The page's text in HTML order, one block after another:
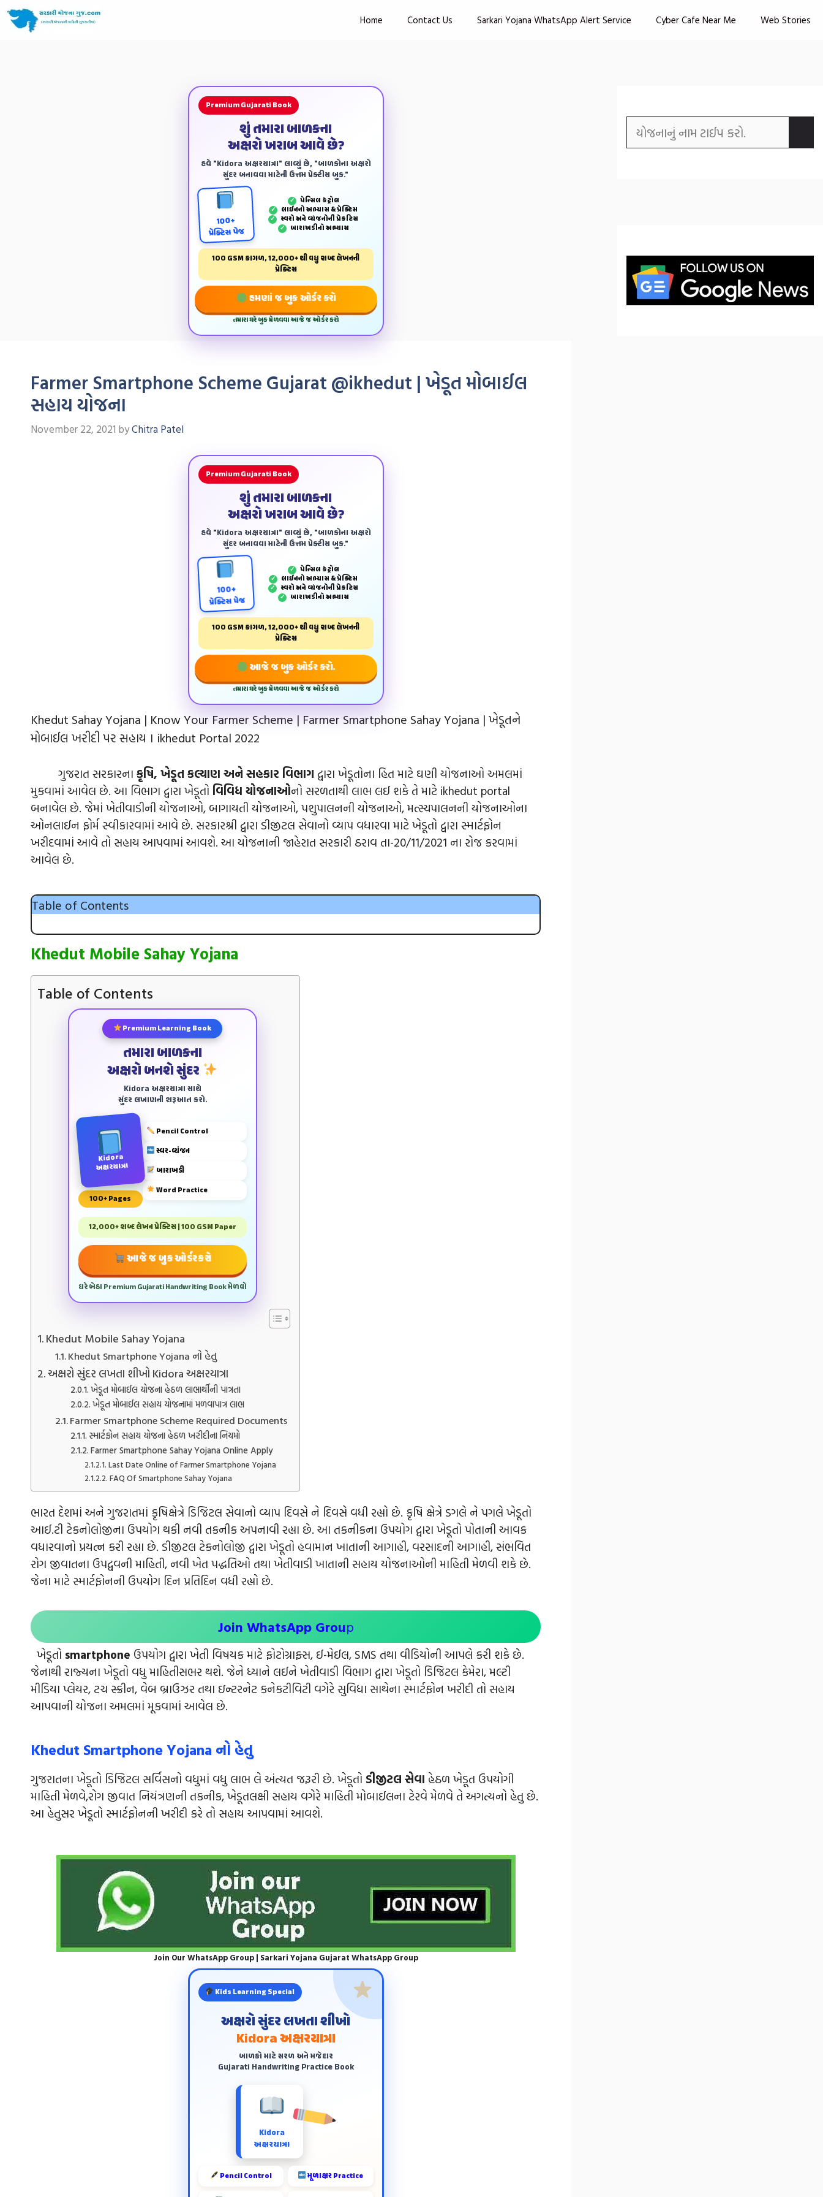
Home Contact Us Sarkari Yojana WhatsApp Alert Service Cyber Cafe Near Me Web Stories
Premium Gujarati Book
શું તમારા બાળકના
અક્ષરો ખરાબ આવે છે?
હવે "Kidora અક્ષરયાત્રા" લાવ્યું છે, "બાળકોના અક્ષરો
સુંદર બનાવવા માટેની ઉત્તમ પ્રેક્ટીસ બુક."
100+
પ્રેક્ટિસ પેજ
✓ પેન્‍સિલ કંટ્રોલ
✓ લાઈનનો અભ્યાસ & પ્રેક્ટિસ
✓ સ્વરો અને વ્યંજનોની પ્રેકટિસ
✓ બારાખડીનો અભ્યાસ
100 GSM કાગળ, 12,000+ થી વધુ શબ્દ લેખનની
પ્રેક્ટિસ
હમણાં જ બુક ઓર્ડર કરો
તમારા ઘરે બુક મેળવવા આજે જ ઓર્ડર કરો
Farmer Smartphone Scheme Gujarat @ikhedut | ખેડૂત મોબાઈલ
સહાય યોજના
November 22, 2021 byChitra Patel
Premium Gujarati Book
શું તમારા બાળકના
અક્ષરો ખરાબ આવે છે?
હવે "Kidora અક્ષરયાત્રા" લાવ્યું છે, "બાળકોના અક્ષરો
સુંદર બનાવવા માટેની ઉત્તમ પ્રેક્ટીસ બુક."
100+
પ્રેક્ટિસ પેજ
✓ પેન્‍સિલ કંટ્રોલ
✓ લાઈનનો અભ્યાસ & પ્રેક્ટિસ
✓ સ્વરો અને વ્યંજનોની પ્રેકટિસ
✓ બારાખડીનો અભ્યાસ
100 GSM કાગળ, 12,000+ થી વધુ શબ્દ લેખનની
પ્રેક્ટિસ
આજે જ બુક ઓર્ડર કરો.
તમારા ઘરે બુક મેળવવા આજે જ ઓર્ડર કરો
Khedut Sahay Yojana | Know Your Farmer Scheme | Farmer Smartphone Sahay Yojana | ખેડૂતને
મોબાઈલ ખરીદી પર સહાય । ikhedut Portal 2022
ગુજરાત સરકારના કૃષિ, ખેડૂત કલ્યાણ અને સહકાર વિભાગ દ્વારા ખેડૂતોના હિત માટે ઘણી યોજનાઓ અમલમાં
મુકવામાં આવેલ છે. આ વિભાગ દ્વારા ખેડૂતો વિવિધ યોજનાઓનો સરળતાથી લાભ લઈ શકે તે માટે ikhedut portal
બનાવેલ છે. જેમાં ખેતીવાડીની યોજનાઓ, બાગાયતી યોજનાઓ, પશુપાલનની યોજનાઓ, મત્સ્યપાલનની યોજનાઓના
ઓનલાઈન ફોર્મ સ્વીકારવામાં આવે છે. સરકારશ્રી દ્વારા ડીજીટલ સેવાનો વ્યાપ વધારવા માટે ખેડૂતો દ્વારા સ્માર્ટફોન
ખરીદવામાં આવે તો સહાય આપવામાં આવશે. આ યોજનાની જાહેરાત સરકારી ઠરાવ તા-20/11/2021 ના રોજ કરવામાં
આવેલ છે.
Table of Contents
Khedut Mobile Sahay Yojana
Table of Contents
Premium Learning Book
તમારા બાળકના
અક્ષરો બનશે સુંદર
Kidora અક્ષરયાત્રા સાથે
સુંદર લખાણની શરૂઆત કરો.
Kidora
અક્ષરયાત્રા
100+ Pages
Pencil Control
સ્વર-વ્યંજન
બારાખડી
Word Practice
12,000+ શબ્દ લેખન પ્રેક્ટિસ | 100 GSM Paper
આજે જ બુક ઓર્ડર કરો
ઘરે બેઠા Premium Gujarati Handwriting Book મેળવો
Khedut Mobile Sahay Yojana
Khedut Smartphone Yojana નો હેતુ
અક્ષરો સુંદર લખતા શીખો Kidora અક્ષરયાત્રા
ખેડૂત મોબાઈલ યોજના હેઠળ લાભાર્થીની પાત્રતા
ખેડૂત મોબાઈલ સહાય યોજનામાં મળવાપાત્ર લાભ
Farmer Smartphone Scheme Required Documents
સ્માર્ટફોન સહાય યોજના હેઠળ ખરીદીના નિયમો
Farmer Smartphone Sahay Yojana Online Apply
Last Date Online of Farmer Smartphone Yojana
FAQ Of Smartphone Sahay Yojana
ભારત દેશમાં અને ગુજરાતમાં કૃષિક્ષેત્રે ડિજિટલ સેવાનો વ્યાપ દિવસે ને દિવસે વધી રહ્યો છે. કૃષિ ક્ષેત્રે ડગલે ને પગલે ખેડૂતો
આઈ.ટી ટેકનોલોજીના ઉપયોગ થકી નવી તકનીક અપનાવી રહ્યા છે. આ તકનીકના ઉપયોગ દ્વારા ખેડૂતો પોતાની આવક
વધારવાનો પ્રયત્ન કરી રહ્યા છે. ડીજીટલ ટેકનોલોજી દ્વારા ખેડૂતો હવામાન ખાતાની આગાહી, વરસાદની આગાહી, સંભવિત
રોગ જીવાતના ઉપદ્વવની માહિતી, નવી ખેત પદ્ધતિઓ તથા ખેતીવાડી ખાતાની સહાય યોજનાઓની માહિતી મેળવી શકે છે.
જેના માટે સ્માર્ટફોનની ઉપયોગ દિન પ્રતિદિન વધી રહ્યો છે.
Join WhatsApp Group
ખેડૂતો smartphone ઉપયોગ દ્વારા ખેતી વિષયક માટે ફોટોગ્રાફ્સ, ઈ-મેઈલ, SMS તથા વીડિયોની આપલે કરી શકે છે.
જેનાથી રાજ્યના ખેડૂતો વધુ માહિતીસભર થશે. જેને ધ્યાને લઈને ખેતીવાડી વિભાગ દ્વારા ખેડૂતો ડિજિટલ કેમેરા, મલ્ટી
મીડિયા પ્લેયર, ટચ સ્ક્રીન, વેબ બ્રાઉઝર તથા ઇન્ટરનેટ કનેકટીવિટી વગેરે સુવિધા સાથેના સ્માર્ટફોન ખરીદી તો સહાય
આપવાની યોજના અમલમાં મૂકવામાં આવેલ છે.
Khedut Smartphone Yojana નો હેતુ
ગુજરાતના ખેડૂતો ડિજિટલ સર્વિસનો વધુમાં વધુ લાભ લે અંત્યત જરૂરી છે. ખેડૂતો ડીજીટલ સેવા હેઠળ ખેડૂત ઉપયોગી
માહિતી મેળવે,રોગ જીવાત નિયંત્રણની તકનીક, ખેડૂતલક્ષી સહાય વગેરે માહિતી મોબાઈલના ટેરવે મેળવે તે અગત્યનો હેતુ છે.
આ હેતુસર ખેડૂતો સ્માર્ટફોનની ખરીદી કરે તો સહાય આપવામાં આવશે.
Join Our WhatsApp Group | Sarkari Yojana Gujarat WhatsApp Group
Kids Learning Special
અક્ષરો સુંદર લખતા શીખો
Kidora અક્ષરયાત્રા
બાળકો માટે સરળ અને મજેદાર
Gujarati Handwriting Practice Book
Kidora
અક્ષરયાત્રા
Pencil Control મૂળાક્ષર Practice